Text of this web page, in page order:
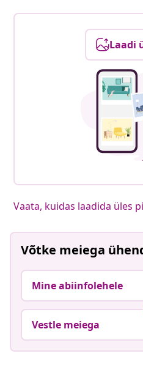
Laadi
Vaata, kuidas laadida üles
Võtke meiega
Mine abiinfolehele
Vestle meiega